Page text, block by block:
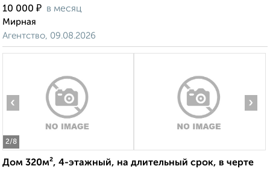
10 000 ₽ в месяц
Мирная
Агентство, 09.08.2026
2/8
‹ ›
Дом 320м², 4-этажный, на длительный срок, в черте